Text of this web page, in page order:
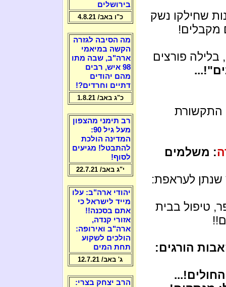
שחילקו נשק
בלילה פורצים
התקשורת
: משלמים
שנתן לעראפת:
טיפול בבית
הורגים:
בירושלים
כ"ו באב/ 4.8.21
מה הסיבה לגזרה
הקשה במיאמי
ארה"ב, שבה מתו
98 איש, רבים
מהם יהודים
דתיים וחרדים?!
כ"ג באב/ 1.8.21
רב תימני מהצפון
מעל גיל 90:
המדינה הולכת
להתבטל! מגיעים
לסוף!
י"ג באב/ 22.7.21
יהודי ארה"ב: עלו
מייד לישראל כי
אתם בסכנה!!
אזורי קנדה,
ארה"ב ואירופה:
הולכים לשקוע
תחת המים
ג' באב/ 12.7.21
הרב יצחק בצרי: